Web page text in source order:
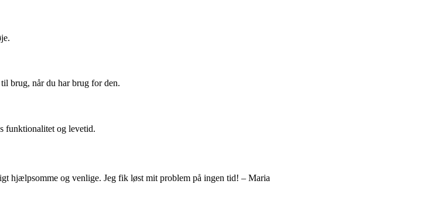
brug, når du har brug for den.
funktionalitet og levetid.
hjælpsomme og venlige. Jeg fik løst mit problem på ingen tid! – Maria